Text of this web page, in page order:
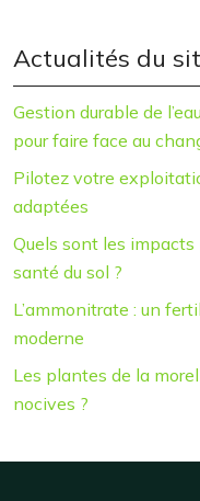
Actualités du
Gestion durable de
pour faire face au
Pilotez votre
adaptées
Quels sont les
santé du sol ?
L’ammonitrate : un
moderne
Les plantes de la
nocives ?